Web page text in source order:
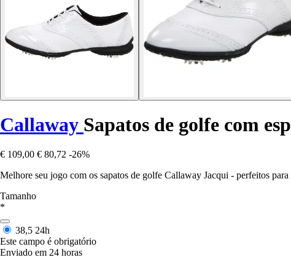
Callaway Sapatos de golfe com
€ 109,00 € 80,72 -26%
Melhore seu jogo com os sapatos de golfe Callaway Jacqui - perfeitos
Tamanho
*
38,5 24h
Este campo é obrigatório
Enviado em 24 horas